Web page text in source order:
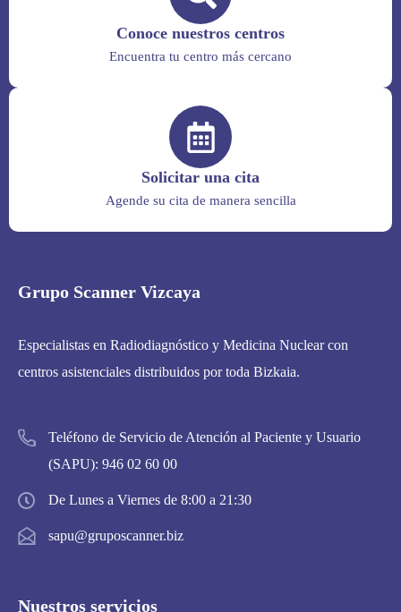
Conoce nuestros centros
Encuentra tu centro más cercano
Solicitar una cita
Agende su cita de manera sencilla
Grupo Scanner Vizcaya
Especialistas en Radiodiagnóstico y Medicina Nuclear con
centros asistenciales distribuidos por toda Bizkaia.
Teléfono de Servicio de Atención al Paciente y Usuario
(SAPU): 946 02 60 00
De Lunes a Viernes de 8:00 a 21:30
sapu@gruposcanner.biz
Nuestros servicios